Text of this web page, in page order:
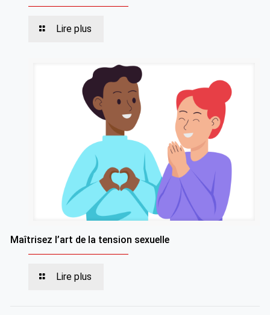
Lire plus
Maîtrisez l’art de la tension sexuelle
Lire plus